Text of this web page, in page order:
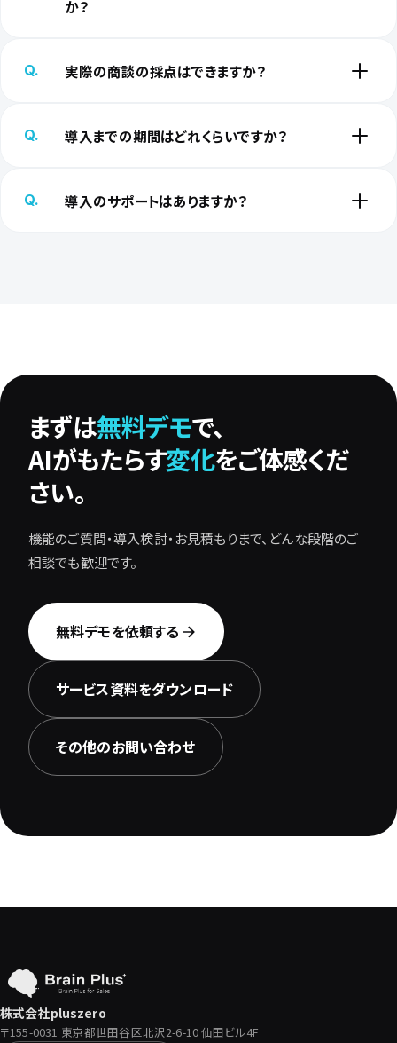
か？
Q. 実際の商談の採点はできますか？
Q. 導入までの期間はどれくらいですか？
Q. 導入のサポートはありますか？
まずは無料デモで、
AIがもたらす変化をご体感くだ
さい。
機能のご質問・導入検討・お見積もりまで、どんな段階のご
相談でも歓迎です。
無料デモを依頼する
サービス資料をダウンロード
その他のお問い合わせ
株式会社pluszero
〒155-0031 東京都世田谷区北沢2-6-10 仙田ビル4F